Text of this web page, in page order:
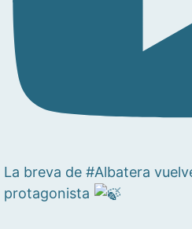
La breva de #Albatera
protagonista